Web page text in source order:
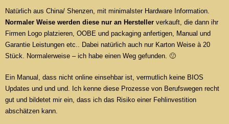
Natürlich aus China/ Shenzen, mit minimalster Hardware Information.
Normaler Weise werden diese nur an Hersteller verkauft, die dann ihr
Firmen Logo platzieren, OOBE und packaging anfertigen, Manual und
Garantie Leistungen etc.. Dabei natürlich auch nur Karton Weise à 20
Stück. Normalerweise – ich habe einen Weg gefunden. 🙂
Ein Manual, dass nicht online einsehbar ist, vermutlich keine BIOS
Updates und und und. Ich kenne diese Prozesse von Berufswegen recht
gut und bildetet mir ein, dass ich das Risiko einer Fehlinvestition
abschätzen kann.